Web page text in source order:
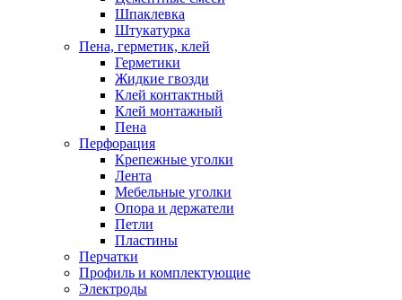
Шпаклевка
Штукатурка
Пена, герметик, клей
Герметики
Жидкие гвозди
Клей контактный
Клей монтажный
Пена
Перфорация
Крепежные уголки
Лента
Мебельные уголки
Опора и держатели
Петли
Пластины
Перчатки
Профиль и комплектующие
Электроды